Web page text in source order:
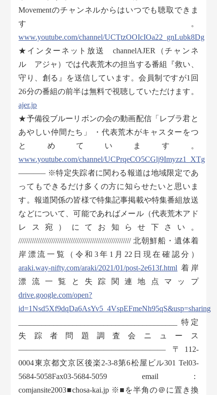
Movementのチャンネルからはいつでも聴取できま
す。
www.youtube.com/channel/UCTtzOOIcIOa22_gnLubk8Dg
★インターネット放送 channelAJER（チャンネ
ル アジャ）では代表荒木の担当する番組『救い、
守り、創る』を送信しています。会員制ですが1回
26分の番組の前半は無料で視聴していただけます。
ajer.jp
★予備役ブルーリボンの会の動画配信「レブラ君と
あやしい仲間たち」 ・代表荒木がキャスターをつ
とめています。
www.youtube.com/channel/UCPrqeCO5CGlj9Imyzz1_XTg
———– ※特定失踪者に関わる報道は地域限定であ
ってもできるだけ多くの方に知らせたいと思いま
す。報道関係の皆様で特集記事掲載や特集番組放送
などについて、可能であればメール（代表荒木アド
レス宛）にてお知らせ下さい。
////////////////////////////////////////////////////////// 北朝鮮船・遺体着
岸漂流一覧（令和3年1月22日現在確認分）
araki.way-nifty.com/araki/2021/01/post-2e613f.html 着岸
漂流一覧と失踪関連地点マップ
drive.google.com/open?
id=1Nsd5Xf9dqDa6AsYv5_4VspEFmeNh95qS&usp=sharing
_________________________________________ 特定
失踪者問題調査会ニュース
——————————————————— 〒112-
0004東京都文京区後楽2-3-8第6松屋ビル301 Tel03-
5684-5058Fax03-5684-5059 email：
comjansite2003■chosa-kai.jp ※■を半角の＠に置き換